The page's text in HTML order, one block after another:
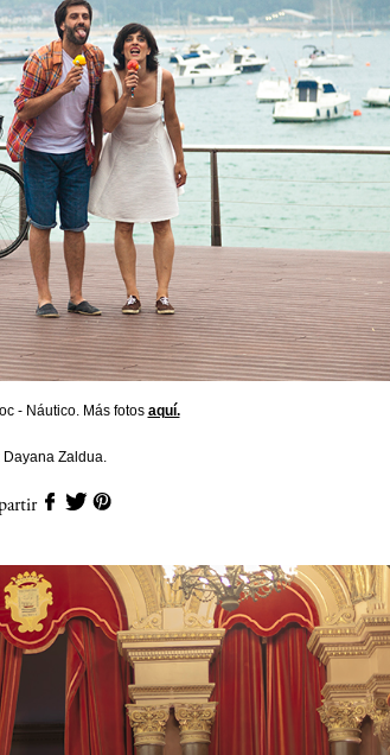
- Náutico. Más fotos aquí.
Dayana Zaldua.